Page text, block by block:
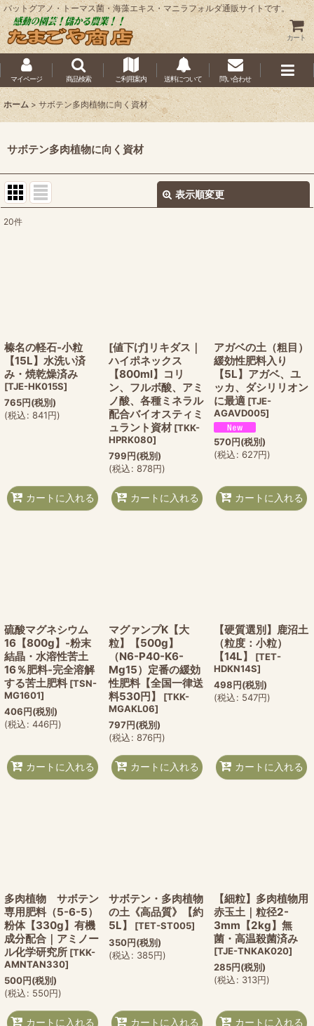
バットグアノ・トーマス菌・海藻エキス・マニラフォルダ通販サイトです。
カート
マイページ 商品検索 ご利用案内 送料について 問い合わせ
ホーム > サボテン多肉植物に向く資材
サボテン多肉植物に向く資材
表示順変更
20件
榛名の軽石-小粒
【15L】水洗い済
み・焼乾燥済み
[TJE-HK015S]
765円(税別)
(税込: 841円)
カートに入れる
[値下げ]リキダス｜
ハイポネックス
【800ml】コリ
ン、フルボ酸、アミ
ノ酸、各種ミネラル
配合バイオスティミ
ュラント資材 [TKK-
HPRK080]
799円(税別)
(税込: 878円)
カートに入れる
アガベの土（粗目）
緩効性肥料入り
【5L】アガベ、ユ
ッカ、ダシリリオン
に最適 [TJE-
AGAVD005]
570円(税別)
(税込: 627円)
カートに入れる
硫酸マグネシウム
16【800g】-粉末
結晶・水溶性苦土
16％肥料-完全溶解
する苦土肥料 [TSN-
MG1601]
406円(税別)
(税込: 446円)
カートに入れる
マグァンプK【大
粒】【500g】
（N6-P40-K6-
Mg15）定番の緩効
性肥料【全国一律送
料530円】
[TKK-
MGAKL06]
797円(税別)
(税込: 876円)
カートに入れる
【硬質選別】鹿沼土
（粒度：小粒）
【14L】
[TET-
HDKN14S]
498円(税別)
(税込: 547円)
カートに入れる
多肉植物 サボテン
専用肥料（5-6-5）
粉体【330g】有機
成分配合｜アミノー
ル化学研究所 [TKK-
AMNTAN330]
500円(税別)
(税込: 550円)
カートに入れる
サボテン・多肉植物
の土《高品質》【約
5L】
[TET-ST005]
350円(税別)
(税込: 385円)
カートに入れる
【細粒】多肉植物用
赤玉土｜粒径2-
3mm【2kg】無
菌・高温殺菌済み
[TJE-TNKAK020]
285円(税別)
(税込: 313円)
カートに入れる